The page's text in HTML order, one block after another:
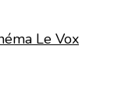
Le Vox